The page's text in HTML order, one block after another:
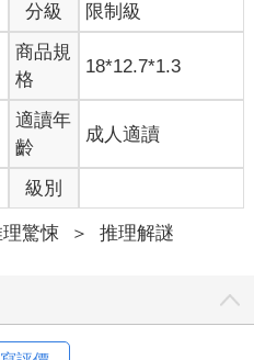
分級 限制級
商品規
格
18*12.7*1.3
適讀年
齡
成人適讀
級別
理驚悚 ＞ 推理解謎